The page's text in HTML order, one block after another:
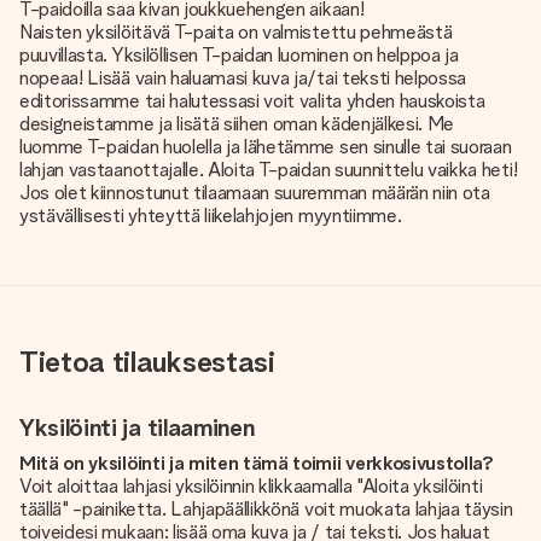
T-paidoilla saa kivan joukkuehengen aikaan!
Naisten yksilöitävä T-paita on valmistettu pehmeästä
puuvillasta. Yksilöllisen T-paidan luominen on helppoa ja
nopeaa! Lisää vain haluamasi kuva ja/tai teksti helpossa
editorissamme tai halutessasi voit valita yhden hauskoista
designeistamme ja lisätä siihen oman kädenjälkesi. Me
luomme T-paidan huolella ja lähetämme sen sinulle tai suoraan
lahjan vastaanottajalle. Aloita T-paidan suunnittelu vaikka heti!
Jos olet kiinnostunut tilaamaan suuremman määrän niin ota
ystävällisesti yhteyttä liikelahjojen myyntiimme.
Tietoa tilauksestasi
Yksilöinti ja tilaaminen
Mitä on yksilöinti ja miten tämä toimii verkkosivustolla?
Voit aloittaa lahjasi yksilöinnin klikkaamalla "Aloita yksilöinti
täällä" -painiketta. Lahjapäällikkönä voit muokata lahjaa täysin
toiveidesi mukaan: lisää oma kuva ja / tai teksti. Jos haluat